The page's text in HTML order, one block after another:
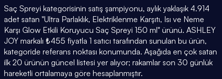
Saç Spreyi kategorisinin satış şampiyonu, aylık yaklaşık 4.914
adet satan "Ultra Parlaklık, Elektriklenme Karşıtı, Isı ve Neme
Karşı Glow Etkili Koruyucu Saç Spreyi 150 ml" ürünü. ASHLEY
JOY markalı ₺455 fiyatla 1 satıcı tarafından sunulan bu ürün,
kategoride referans noktası konumunda. Aşağıda en çok satan
ilk 20 ürünün güncel listesi yer alıyor; rakamlar son 30 günlük
hareketli ortalamaya göre hesaplanmıştır.